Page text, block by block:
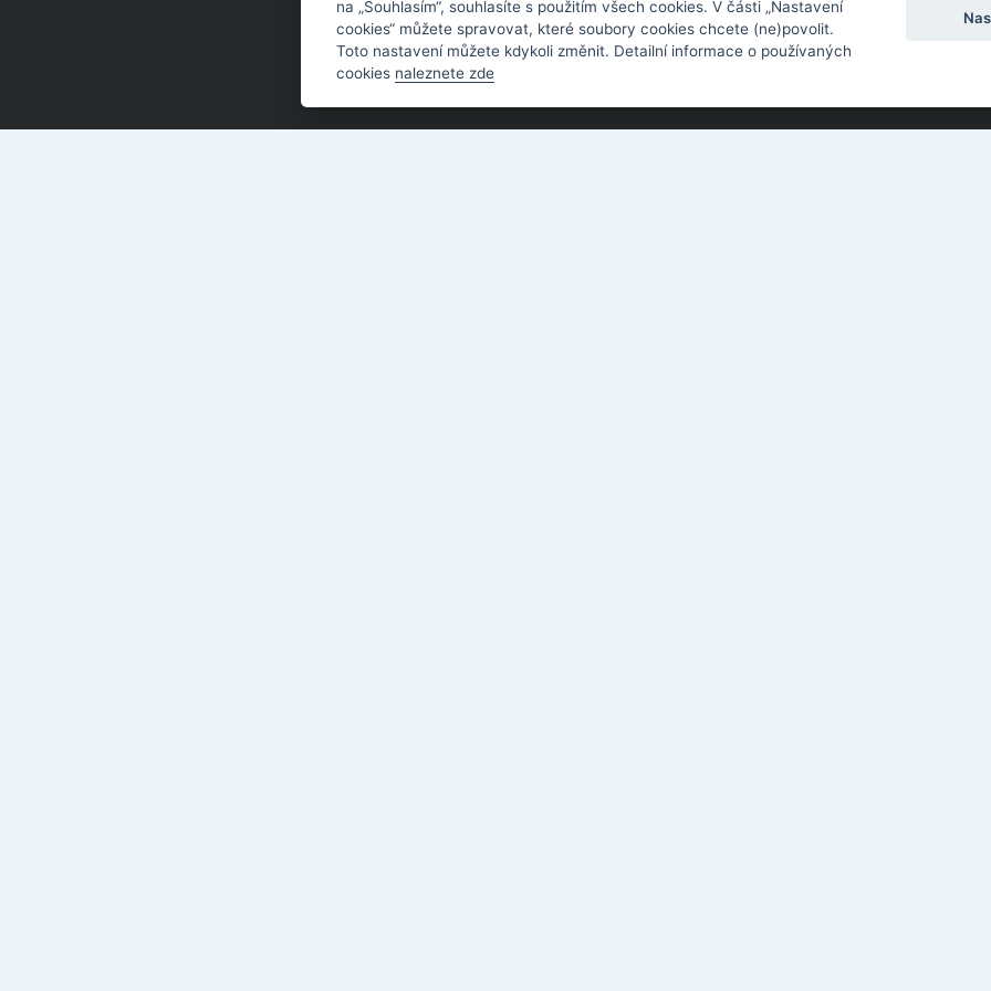
na „Souhlasím“, souhlasíte s použitím všech cookies. V části „Nastavení
cookies“ můžete spravovat, které soubory cookies chcete (ne)povolit.
Toto nastavení můžete kdykoli změnit. Detailní informace o používaných
cookies naleznete zde